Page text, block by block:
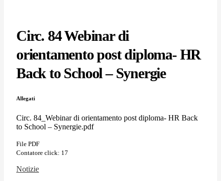
Circ. 84 Webinar di
orientamento post diploma- HR
Back to School – Synergie
Allegati
Circ. 84_Webinar di orientamento post diploma- HR Back
to School – Synergie.pdf
File PDF
Contatore click: 17
Notizie